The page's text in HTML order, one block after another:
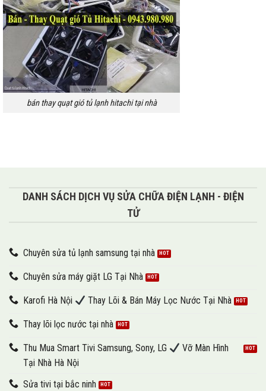
bán thay quạt gió tủ lạnh hitachi tại nhà
DANH SÁCH DỊCH VỤ SỬA CHỮA ĐIỆN LẠNH - ĐIỆN
TỬ
Chuyên sửa tủ lạnh samsung tại nhà
Chuyên sửa máy giặt LG Tại Nhà
Karofi Hà Nội Thay Lõi & Bán Máy Lọc Nước Tại Nhà
Thay lõi lọc nước tại nhà
Thu Mua Smart Tivi Samsung, Sony, LG
Vỡ Màn Hình
Tại Nhà Hà Nội
Sửa tivi tại bắc ninh